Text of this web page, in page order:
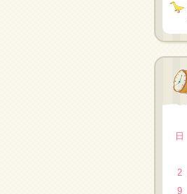
日
2
9